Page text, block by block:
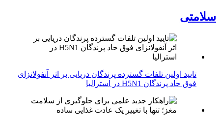
سلامتی
تایید اولین تلفات گسترده پرندگان دریایی بر اثر آنفولانزای
فوق حاد پرندگان H5N1 در استرالیا